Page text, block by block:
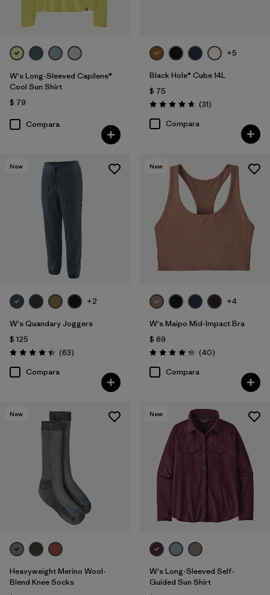
W's Long-Sleeved Capilene®
Cool Sun Shirt
$ 79
Compara
+5
Black Hole® Cube 14L
$ 75
Valoración: 4.6 / 5
(31Comentarios
)
Compara
New
+2
W's Quandary Joggers
$ 125
Valoración: 4.4 / 5
(63Comentarios
)
Compara
New
+4
W's Maipo Mid-Impact Bra
$ 69
Valoración: 4.3 / 5
(40Comentarios
)
Compara
New
Heavyweight Merino Wool-
Blend Knee Socks
New
W's Long-Sleeved Self-
Guided Sun Shirt